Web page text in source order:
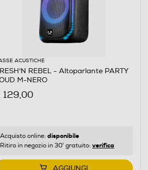
ACUSTICHE
REBEL - Altoparlante PARTY
M-NERO
129,00
Acquisto online: disponibile
Ritiro in negozio in 30' gratuito: verifica